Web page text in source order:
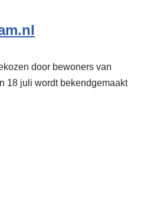
door bewoners van
18 juli wordt bekendgemaakt